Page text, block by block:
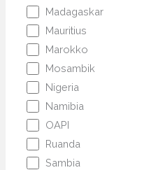
Madagaskar
Mauritius
Marokko
Mosambik
Nigeria
Namibia
OAPI
Ruanda
Sambia